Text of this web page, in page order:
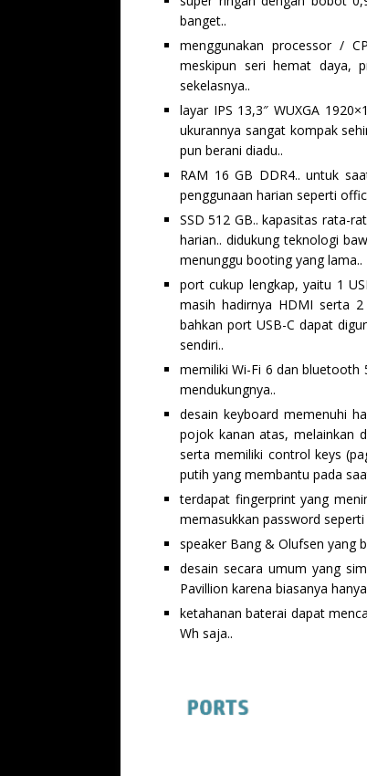
banget..
menggunakan processor /
meskipun seri hemat daya,
sekelasnya..
layar IPS 13,3″ WUXGA
ukurannya sangat kompak
pun berani diadu..
RAM 16 GB DDR4.. untuk
penggunaan harian seperti
SSD 512 GB.. kapasitas rata-
harian.. didukung teknologi
menunggu booting yang lama..
port cukup lengkap, yaitu 1
masih hadirnya HDMI serta
bahkan port USB-C dapat
sendiri..
memiliki Wi-Fi 6 dan bluetooth
mendukungnya..
desain keyboard memenuhi
pojok kanan atas, melainkan
serta memiliki control keys
putih yang membantu pada
terdapat fingerprint yang
memasukkan password seperti
speaker Bang & Olufsen yang
desain secara umum yang
Pavillion karena biasanya
ketahanan baterai dapat
Wh saja..